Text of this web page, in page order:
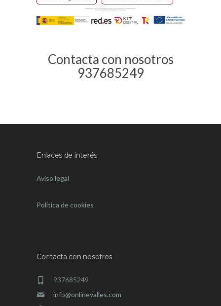
Contacta con nosotros
937685249
Enlaces de interés
Aviso legal
Política de cookies
Contacta con nosotros
937685249
info@onlinevalles.com